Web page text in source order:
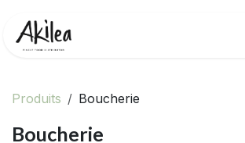
Produits Boucherie
Boucherie